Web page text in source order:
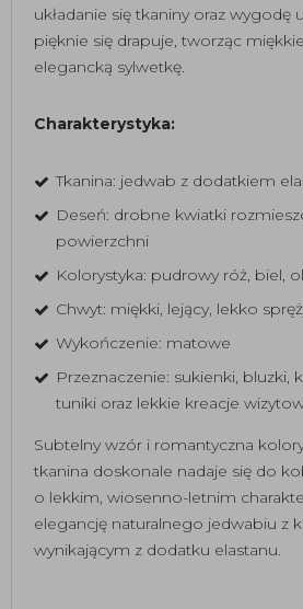
układanie się tkaniny oraz wygodę
pięknie się drapuje, tworząc
elegancką sylwetkę.
Charakterystyka:
Tkanina: jedwab z dodatkiem
Deseń: drobne kwiatki
powierzchni
Kolorystyka: pudrowy róż, biel,
Chwyt: miękki, lejący, lekko
Wykończenie: matowe
Przeznaczenie: sukienki, bluzki,
tuniki oraz lekkie kreacje
Subtelny wzór i romantyczna
tkanina doskonale nadaje się do
o lekkim, wiosenno-letnim
elegancję naturalnego jedwabiu z
wynikającym z dodatku elastanu.